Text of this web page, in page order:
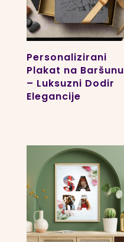
Personalizirani
Plakat na Baršunu
– Luksuzni Dodir
Elegancije